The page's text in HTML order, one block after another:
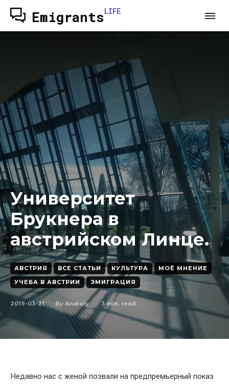
EmigrantsLIFE
Университет
Брукнера в
австрийском Линце.
АВСТРИЯ ВСЕ СТАТЬИ КУЛЬТУРА
МОЁ МНЕНИЕ
УЧЕБА В АВСТРИИ
ЭМИГРАЦИЯ
2019-03-21 By Anatoly 3min. read
Недавно нас с женой позвали на предпремьерный показ